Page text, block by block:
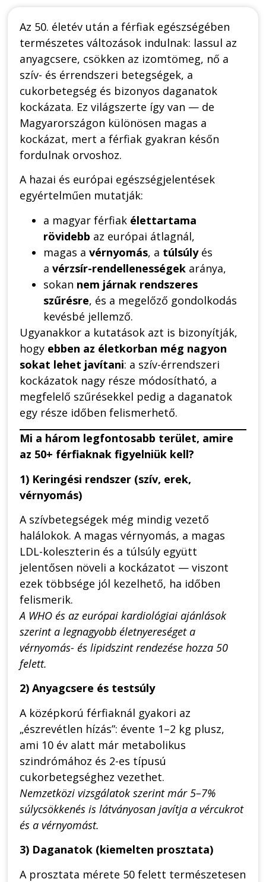
Az 50. életév után a férfiak egészségében
természetes változások indulnak: lassul az
anyagcsere, csökken az izomtömeg, nő a
szív- és érrendszeri betegségek, a
cukorbetegség és bizonyos daganatok
kockázata. Ez világszerte így van — de
Magyarországon különösen magas a
kockázat, mert a férfiak gyakran későn
fordulnak orvoshoz.
A hazai és európai egészségjelentések
egyértelműen mutatják:
a magyar férfiak élettartama
rövidebb az európai átlagnál,
magas avérnyomás, a túlsúlyés
avérzsír-rendellenességek aránya,
sokan nem járnak rendszeres
szűrésre, és a megelőző gondolkodás
kevésbé jellemző.
Ugyanakkor a kutatások azt is bizonyítják,
hogy ebben az életkorban még nagyon
sokat lehet javítani: a szív-érrendszeri
kockázatok nagy része módosítható, a
megfelelő szűrésekkel pedig a daganatok
egy része időben felismerhető.
Mi a három legfontosabb terület, amire
az 50+ férfiaknak figyelniük kell?
1) Keringési rendszer (szív, erek,
vérnyomás)
A szívbetegségek még mindig vezető
halálokok. A magas vérnyomás, a magas
LDL-koleszterin és a túlsúly együtt
jelentősen növeli a kockázatot — viszont
ezek többsége jól kezelhető, ha időben
felismerik.
A WHO és az európai kardiológiai ajánlások
szerint a legnagyobb életnyereséget a
vérnyomás- és lipidszint rendezése hozza 50
felett.
2) Anyagcsere és testsúly
A középkorú férfiaknál gyakori az
„észrevétlen hízás”: évente 1–2 kg plusz,
ami 10 év alatt már metabolikus
szindrómához és 2-es típusú
cukorbetegséghez vezethet.
Nemzetközi vizsgálatok szerint már 5–7%
súlycsökkenés is látványosan javítja a vércukrot
és a vérnyomást.
3) Daganatok (kiemelten prosztata)
A prosztata mérete 50 felett természetesen